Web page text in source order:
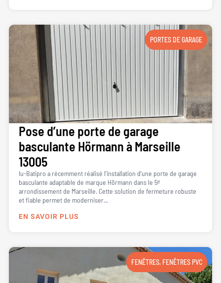
PORTES DE GARAGE
Pose d’une porte de garage
basculante Hörmann à Marseille
13005
lu-Batipro a récemment réalisé l’installation d’une porte de garage
basculante adaptable de marque Hörmann dans le 5ᵉ
arrondissement de Marseille. Cette solution de fermeture robuste
et fiable permet de moderniser...
EN SAVOIR PLUS
FENÊTRES, FENÊTRES PVC